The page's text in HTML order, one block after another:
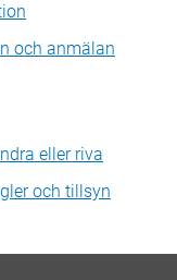
och anmälan
eller riva
och tillsyn